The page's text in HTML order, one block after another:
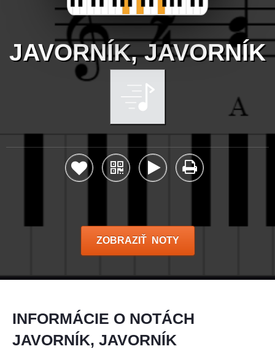
JAVORNÍK, JAVORNÍK
ZOBRAZIŤ NOTY
INFORMÁCIE O NOTÁCH
JAVORNÍK, JAVORNÍK